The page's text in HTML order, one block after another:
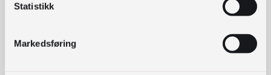
Statistikk
Markedsføring